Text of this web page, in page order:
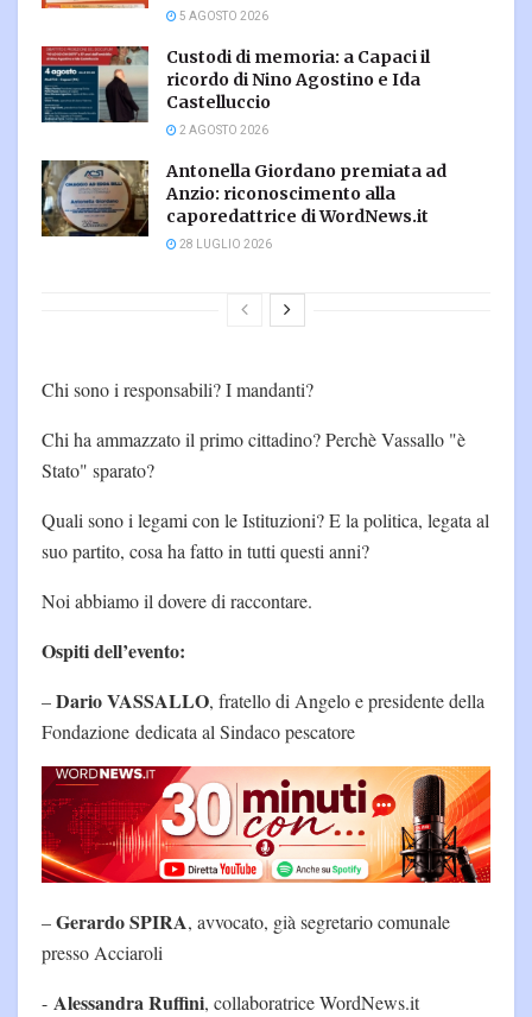
5 AGOSTO 2026
Custodi di memoria: a Capaci il
ricordo di Nino Agostino e Ida
Castelluccio
2 AGOSTO 2026
Antonella Giordano premiata ad
Anzio: riconoscimento alla
caporedattrice di WordNews.it
28 LUGLIO 2026
Chi sono i responsabili? I mandanti?
Chi ha ammazzato il primo cittadino? Perchè Vassallo "è
Stato" sparato?
Quali sono i legami con le Istituzioni? E la politica, legata al
suo partito, cosa ha fatto in tutti questi anni?
Noi abbiamo il dovere di raccontare.
Ospiti dell’evento:
–Dario VASSALLO, fratello di Angelo e presidente della
Fondazione dedicata al Sindaco pescatore
–Gerardo SPIRA, avvocato, già segretario comunale
presso Acciaroli
- Alessandra Ruffini, collaboratrice WordNews.it